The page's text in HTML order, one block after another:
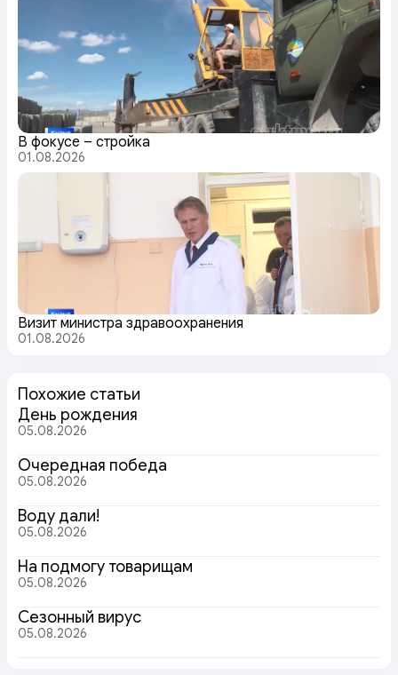
В фокусе – стройка
01.08.2026
Визит министра здравоохранения
01.08.2026
Похожие статьи
День рождения
05.08.2026
Очередная победа
05.08.2026
Воду дали!
05.08.2026
На подмогу товарищам
05.08.2026
Сезонный вирус
05.08.2026